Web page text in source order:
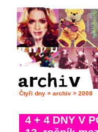
Čtyři dny > archiv > 2008
4 + 4 DNY V